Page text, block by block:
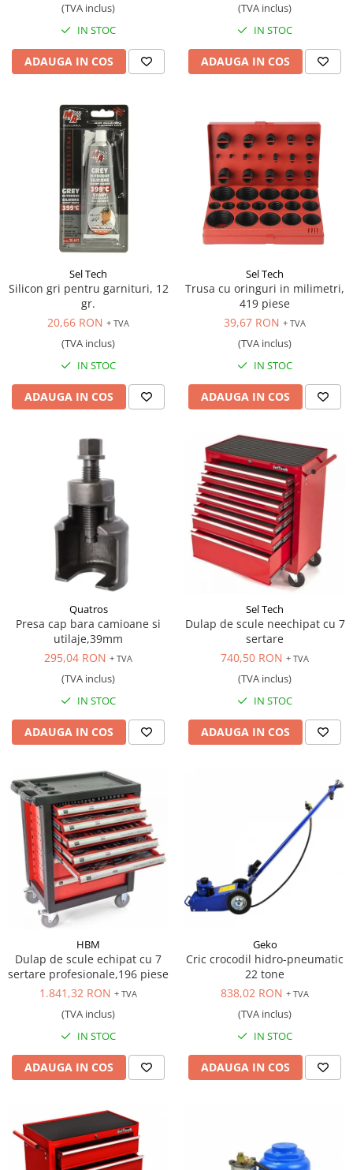
(TVA inclus)
IN STOC
ADAUGA IN COS
(TVA inclus)
IN STOC
ADAUGA IN COS
Sel Tech
Silicon gri pentru garnituri, 12
gr.
20,66 RON + TVA
(TVA inclus)
IN STOC
ADAUGA IN COS
Sel Tech
Trusa cu oringuri in milimetri,
419 piese
39,67 RON + TVA
(TVA inclus)
IN STOC
ADAUGA IN COS
Quatros
Presa cap bara camioane si
utilaje,39mm
295,04 RON + TVA
(TVA inclus)
IN STOC
ADAUGA IN COS
Sel Tech
Dulap de scule neechipat cu 7
sertare
740,50 RON + TVA
(TVA inclus)
IN STOC
ADAUGA IN COS
HBM
Dulap de scule echipat cu 7
sertare profesionale,196 piese
1.841,32 RON + TVA
(TVA inclus)
IN STOC
ADAUGA IN COS
Geko
Cric crocodil hidro-pneumatic
22 tone
838,02 RON + TVA
(TVA inclus)
IN STOC
ADAUGA IN COS